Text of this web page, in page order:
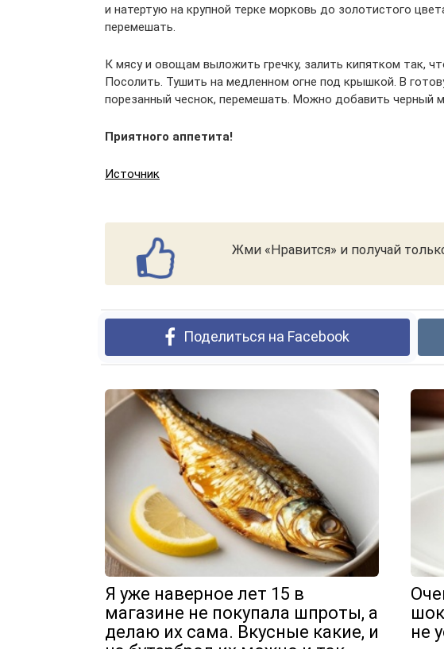
и натертую на крупной терке морковь до золотистого
перемешать.
К мясу и овощам выложить гречку, залить кипятком так,
Посолить. Тушить на медленном огне под крышкой. В
порезанный чеснок, перемешать. Можно добавить черный
Приятного аппетита!
Источник
Жми «Нравится» и получай
Поделиться на Facebook
Я уже наверное лет 15 в
магазине не покупала шпроты, а
делаю их сама. Вкусные какие, и
не